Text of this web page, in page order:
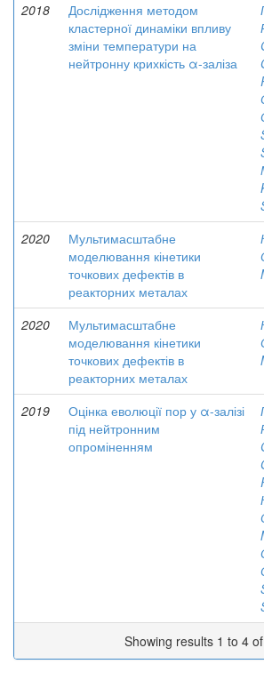
2018
Дослідження методом
кластерної динаміки впливу
зміни температури на
нейтронну крихкість α-заліза
2020
Мультимасштабне
моделювання кінетики
точкових дефектів в
реакторних металах
2020
Мультимасштабне
моделювання кінетики
точкових дефектів в
реакторних металах
2019
Оцінка еволюції пор у α-залізі
під нейтронним
опроміненням
Showing results 1 to 4